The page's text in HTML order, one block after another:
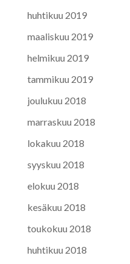
huhtikuu 2019
maaliskuu 2019
helmikuu 2019
tammikuu 2019
joulukuu 2018
marraskuu 2018
lokakuu 2018
syyskuu 2018
elokuu 2018
kesäkuu 2018
toukokuu 2018
huhtikuu 2018